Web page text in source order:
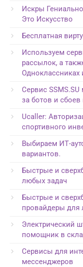
Искры
Это Искусство
Бесплатная
Используем
рассылок, а
Одноклассниках
Сервис
за ботов и
Ucaller:
спортивного
Выбираем ИТ-
вариантов.
Быстрые и
любых задач
Быстрые и
провайдеры для
Электрический
помощник в
Сервисы для
мессенджеров